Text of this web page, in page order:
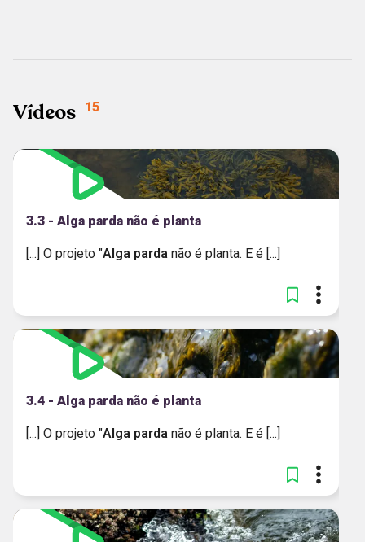
Vídeos 15
3.3 - Alga parda não é planta
[...] O projeto "Alga parda não é planta. E é [...]
3.4 - Alga parda não é planta
[...] O projeto "Alga parda não é planta. E é [...]